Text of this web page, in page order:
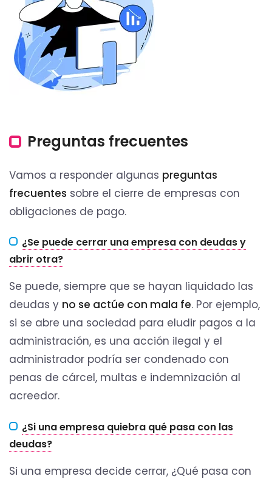
Preguntas frecuentes
Vamos a responder algunas preguntas
frecuentes sobre el cierre de empresas con
obligaciones de pago.
¿Se puede cerrar una empresa con deudas y
abrir otra?
Se puede, siempre que se hayan liquidado las
deudas y no se actúe con mala fe. Por ejemplo,
si se abre una sociedad para eludir pagos a la
administración, es una acción ilegal y el
administrador podría ser condenado con
penas de cárcel, multas e indemnización al
acreedor.
¿Si una empresa quiebra qué pasa con las
deudas?
Si una empresa decide cerrar, ¿Qué pasa con